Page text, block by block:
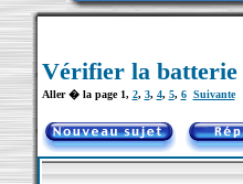
Vérifier la batterie
Aller � la page 1, 2, 3, 4, 5, 6 Suivante